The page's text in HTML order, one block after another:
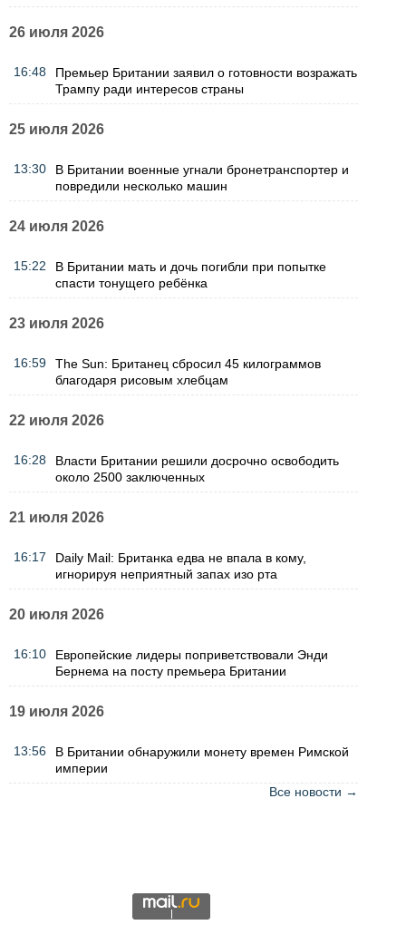
26 июля 2026
16:48
Премьер Британии заявил о готовности возражать
Трампу ради интересов страны
25 июля 2026
13:30
В Британии военные угнали бронетранспортер и
повредили несколько машин
24 июля 2026
15:22
В Британии мать и дочь погибли при попытке
спасти тонущего ребёнка
23 июля 2026
16:59
The Sun: Британец сбросил 45 килограммов
благодаря рисовым хлебцам
22 июля 2026
16:28
Власти Британии решили досрочно освободить
около 2500 заключенных
21 июля 2026
16:17
Daily Mail: Британка едва не впала в кому,
игнорируя неприятный запах изо рта
20 июля 2026
16:10
Европейские лидеры поприветствовали Энди
Бернема на посту премьера Британии
19 июля 2026
13:56
В Британии обнаружили монету времен Римской
империи
Все новости →